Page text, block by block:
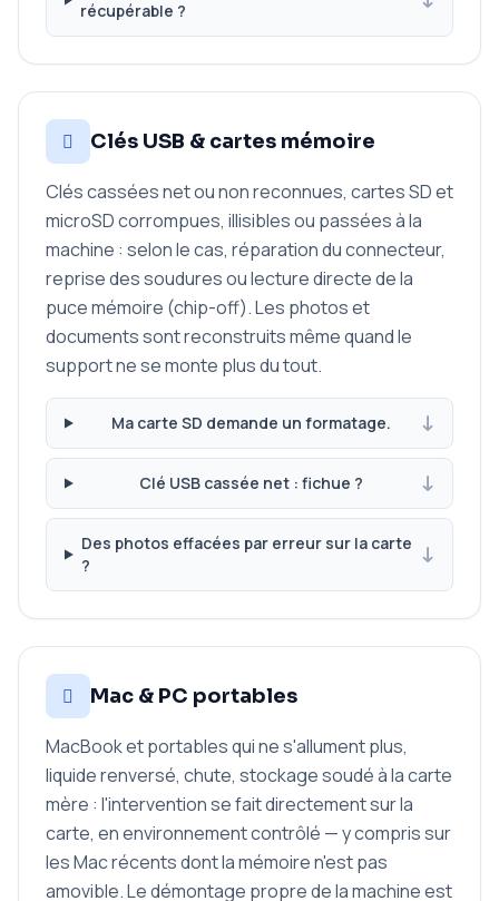
récupérable ?
Clés USB & cartes mémoire
Clés cassées net ou non reconnues, cartes SD et
microSD corrompues, illisibles ou passées à la
machine : selon le cas, réparation du connecteur,
reprise des soudures ou lecture directe de la
puce mémoire (chip-off). Les photos et
documents sont reconstruits même quand le
support ne se monte plus du tout.
Ma carte SD demande un formatage.
Clé USB cassée net : fichue ?
Des photos effacées par erreur sur la carte
?
Mac & PC portables
MacBook et portables qui ne s'allument plus,
liquide renversé, chute, stockage soudé à la carte
mère : l'intervention se fait directement sur la
carte, en environnement contrôlé — y compris sur
les Mac récents dont la mémoire n'est pas
amovible. Le démontage propre de la machine est